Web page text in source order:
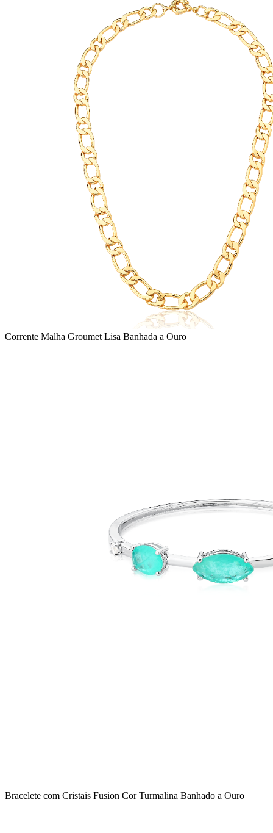
Corrente Malha Groumet Lisa Banhada a Ouro
Bracelete com Cristais Fusion Cor Turmalina Banhado a Ouro